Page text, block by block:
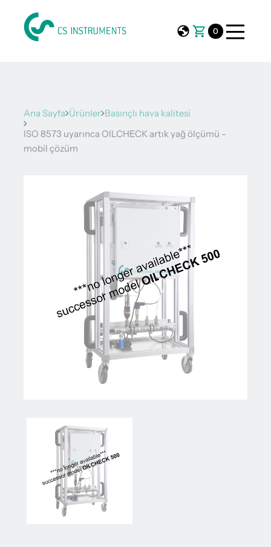
0
Ana Sayfa Ürünler Basınçlı hava kalitesi
ISO 8573 uyarınca OILCHECK artık yağ ölçümü -
mobil çözüm